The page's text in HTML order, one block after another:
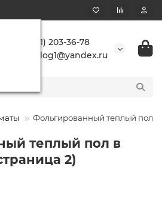
+7 (861) 203-36-78
buranlog1@yandex.ru
Фольгированный теплый пол
теплый пол в
2)